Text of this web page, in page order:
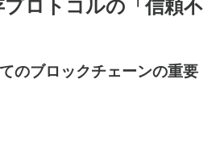
ロトコルの「信頼不
のブロックチェーンの重要